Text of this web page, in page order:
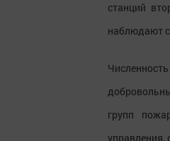
станций
наблюдают
групп
управления,